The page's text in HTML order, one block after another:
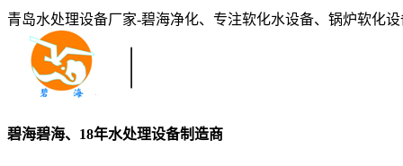
青岛水处理设备厂家-碧海净化、专注软化水设备、锅炉软化
碧海碧海、18年水处理设备制造商